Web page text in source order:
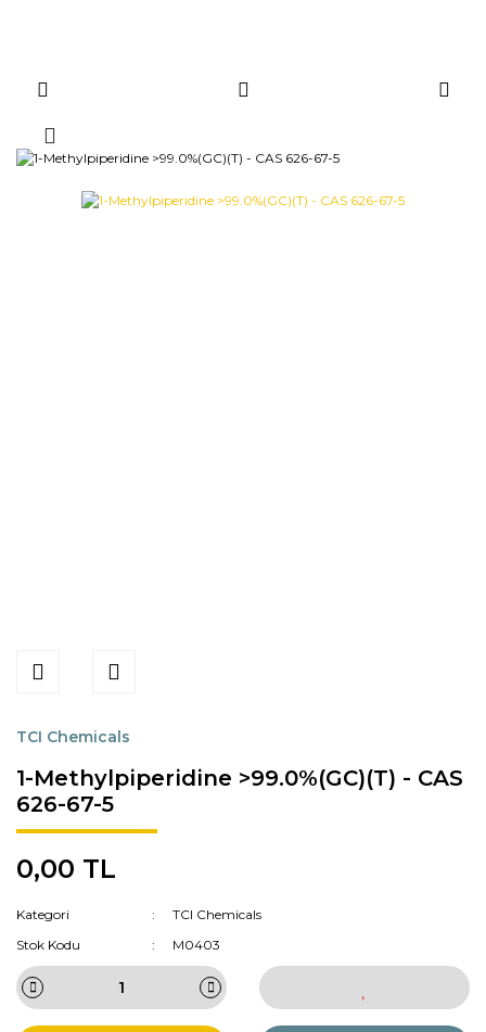
TCI Chemicals
1-Methylpiperidine >99.0%(GC)(T) - CAS
626-67-5
0,00 TL
Kategori
TCI Chemicals
Stok Kodu
M0403